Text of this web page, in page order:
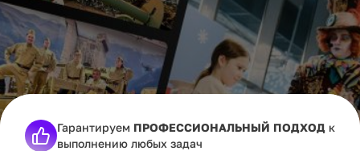
Гарантируем ПРОФЕССИОНАЛЬНЫЙ ПОДХОД к
выполнению любых задач